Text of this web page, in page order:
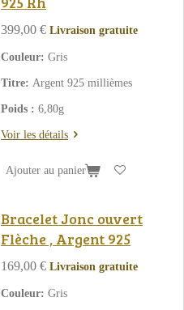
399,00 € Livraison gratuite
Couleur: Gris
Titre: Argent 925 millièmes
Poids : 6,80g
Voir les détails
Ajouter au panier
Bracelet Jonc ouvert
Flèche , Argent 925
169,00 € Livraison gratuite
Couleur: Gris